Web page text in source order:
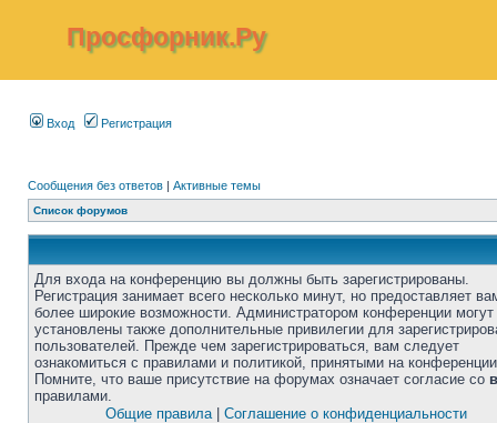
Просфорник.Ру
Вход Регистрация
Сообщения без ответов | Активные темы
Список форумов
Для входа на конференцию вы должны быть зарегистрированы.
Регистрация занимает всего несколько минут, но предоставляет
более широкие возможности. Администратором конференции
установлены также дополнительные привилегии для
пользователей. Прежде чем зарегистрироваться, вам следует
ознакомиться с правилами и политикой, принятыми на
Помните, что ваше присутствие на форумах означает согласие со
правилами.
Общие правила| Соглашение о конфиденциальности